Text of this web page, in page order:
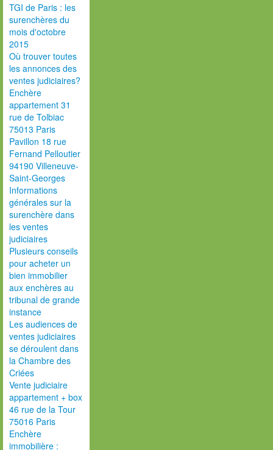
TGI de Paris : les
surenchères du
mois d'octobre
2015
Où trouver toutes
les annonces des
ventes judiciaires?
Enchère
appartement 31
rue de Tolbiac
75013 Paris
Pavillon 18 rue
Fernand Pelloutier
94190 Villeneuve-
Saint-Georges
Informations
générales sur la
surenchère dans
les ventes
judiciaires
Plusieurs conseils
pour acheter un
bien immobilier
aux enchères au
tribunal de grande
instance
Les audiences de
ventes judiciaires
se déroulent dans
la Chambre des
Criées
Vente judiciaire
appartement + box
46 rue de la Tour
75016 Paris
Enchère
immobilière :